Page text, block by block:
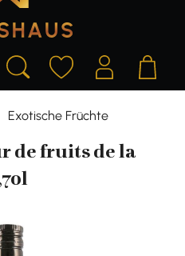
Exotische Früchte
de fruits de la